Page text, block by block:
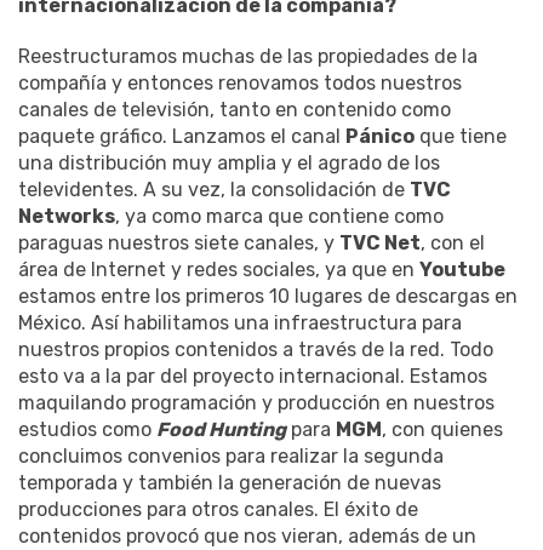
internacionalización de la compañía?
Reestructuramos muchas de las propiedades de la
compañía y entonces renovamos todos nuestros
canales de televisión, tanto en contenido como
paquete gráfico. Lanzamos el canal Pánico que tiene
una distribución muy amplia y el agrado de los
televidentes. A su vez, la consolidación de TVC
Networks, ya como marca que contiene como
paraguas nuestros siete canales, y TVC Net, con el
área de Internet y redes sociales, ya que en Youtube
estamos entre los primeros 10 lugares de descargas en
México. Así habilitamos una infraestructura para
nuestros propios contenidos a través de la red. Todo
esto va a la par del proyecto internacional. Estamos
maquilando programación y producción en nuestros
estudios como Food Huntingpara MGM, con quienes
concluimos convenios para realizar la segunda
temporada y también la generación de nuevas
producciones para otros canales. El éxito de
contenidos provocó que nos vieran, además de un